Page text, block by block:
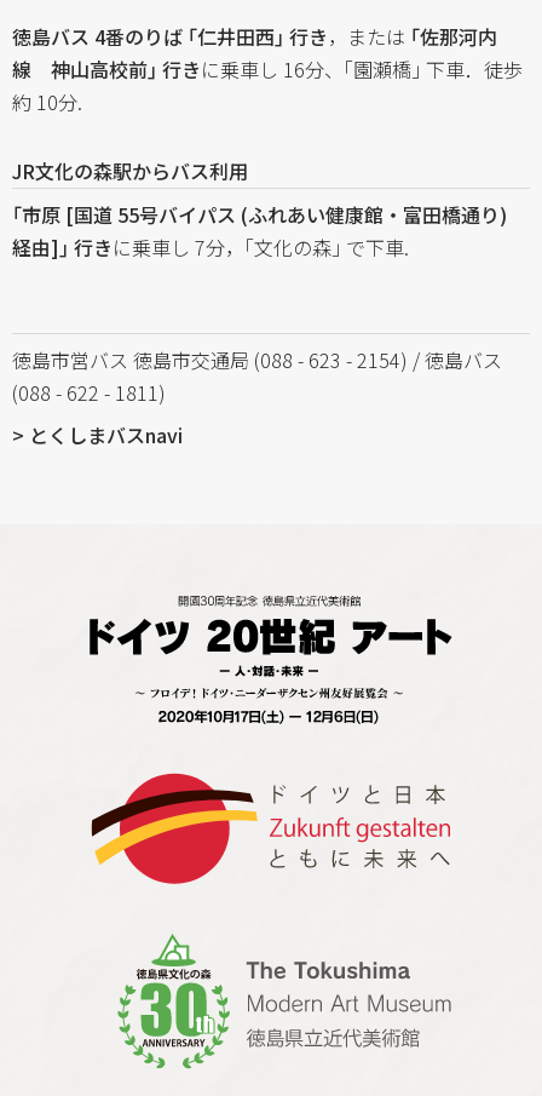
徳島バス 4番のりば ｢仁井田西｣ 行き，または ｢佐那河内
線 神山高校前｣ 行きに乗車し 16分、｢園瀬橋｣ 下車．徒歩
約 10分.
JR文化の森駅からバス利用
｢市原 [国道 55号バイパス (ふれあい健康館・富田橋通り)
経由]｣ 行きに乗車し 7分，｢文化の森｣ で下車.
徳島市営バス 徳島市交通局 (088 - 623 - 2154) / 徳島バス
(088 - 622 - 1811)
> とくしまバスnavi